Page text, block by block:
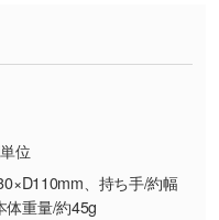
印刷したい／印
ップの指定や、
ております。→詳
ついて
た場合、または
いる場合
10:00～
位
、持ち手/約幅
体重量/約45g